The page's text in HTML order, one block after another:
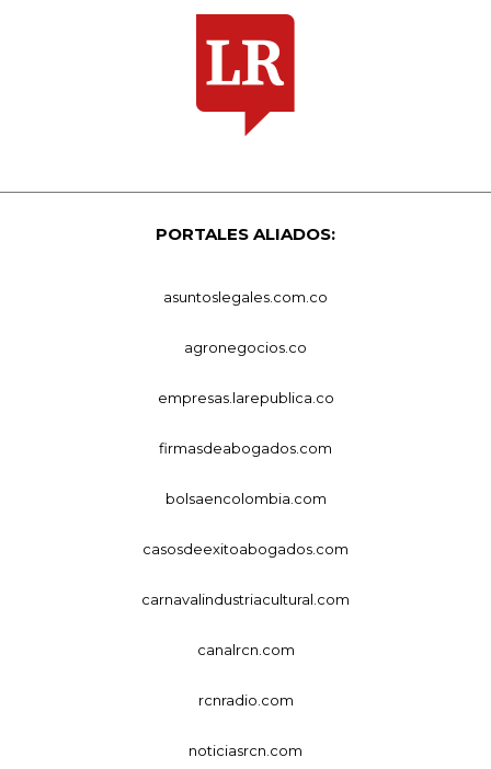
PORTALES ALIADOS:
asuntoslegales.com.co
agronegocios.co
empresas.larepublica.co
firmasdeabogados.com
bolsaencolombia.com
casosdeexitoabogados.com
carnavalindustriacultural.com
canalrcn.com
rcnradio.com
noticiasrcn.com